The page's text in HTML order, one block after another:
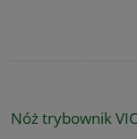
Nóż trybownik